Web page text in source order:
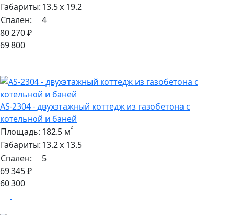
Габариты:13.5 х 19.2
Спален:
4
80 270 ₽
69 800
AS-2304 - двухэтажный коттедж из газобетона с
котельной и баней
Площадь: 182.5 м²
Габариты:13.2 х 13.5
Спален:
5
69 345 ₽
60 300